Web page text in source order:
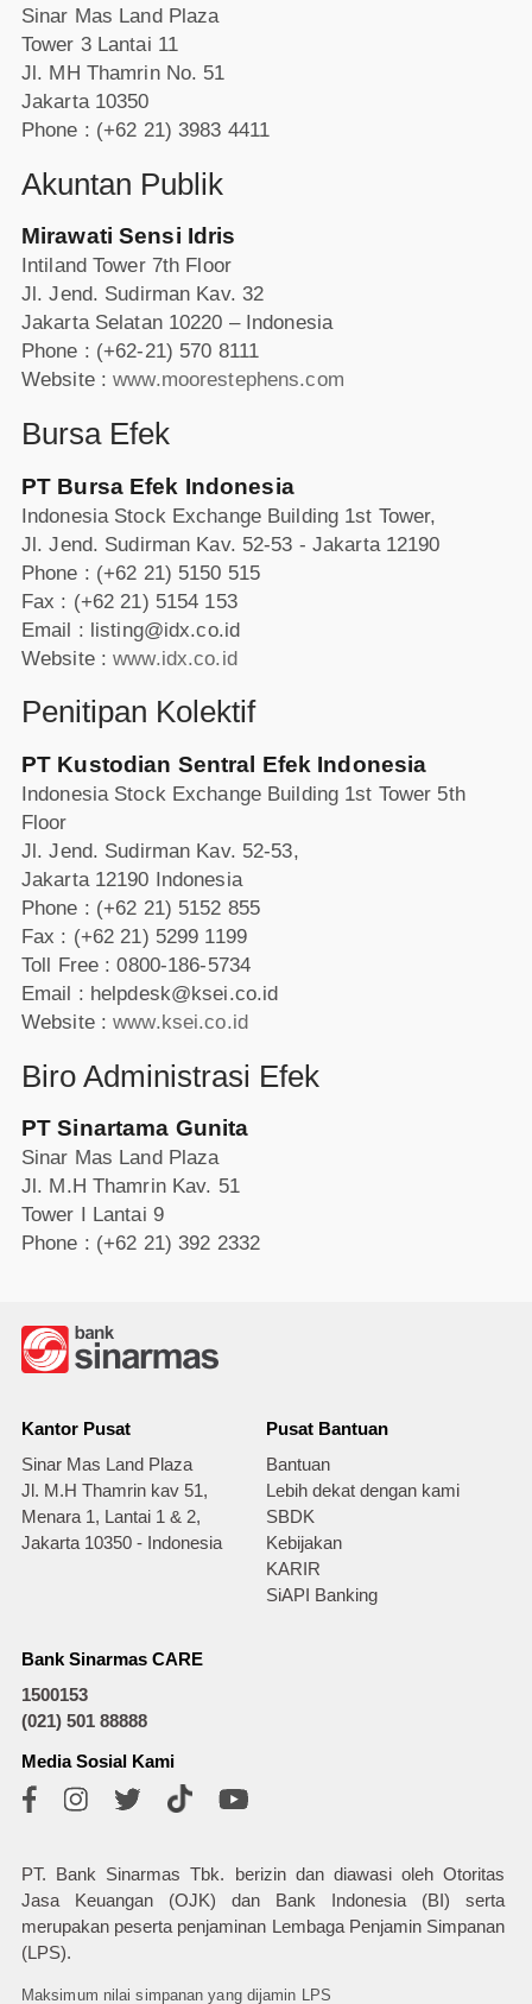
Sinar Mas Land Plaza
Tower 3 Lantai 11
Jl. MH Thamrin No. 51
Jakarta 10350
Phone : (+62 21) 3983 4411
Akuntan Publik
Mirawati Sensi Idris
Intiland Tower 7th Floor
Jl. Jend. Sudirman Kav. 32
Jakarta Selatan 10220 – Indonesia
Phone : (+62-21) 570 8111
Website :www.moorestephens.com
Bursa Efek
PT Bursa Efek Indonesia
Indonesia Stock Exchange Building 1st Tower,
Jl. Jend. Sudirman Kav. 52-53 - Jakarta 12190
Phone : (+62 21) 5150 515
Fax : (+62 21) 5154 153
Email : listing@idx.co.id
Website :www.idx.co.id
Penitipan Kolektif
PT Kustodian Sentral Efek Indonesia
Indonesia Stock Exchange Building 1st Tower 5th
Floor
Jl. Jend. Sudirman Kav. 52-53,
Jakarta 12190 Indonesia
Phone : (+62 21) 5152 855
Fax : (+62 21) 5299 1199
Toll Free : 0800-186-5734
Email : helpdesk@ksei.co.id
Website :www.ksei.co.id
Biro Administrasi Efek
PT Sinartama Gunita
Sinar Mas Land Plaza
Jl. M.H Thamrin Kav. 51
Tower I Lantai 9
Phone : (+62 21) 392 2332
Kantor Pusat
Sinar Mas Land Plaza
Jl. M.H Thamrin kav 51,
Menara 1, Lantai 1 & 2,
Jakarta 10350 - Indonesia
Pusat Bantuan
Bantuan
Lebih dekat dengan kami
SBDK
Kebijakan
KARIR
SiAPI Banking
Bank Sinarmas CARE
1500153
(021) 501 88888
Media Sosial Kami
PT. Bank Sinarmas Tbk. berizin dan diawasi oleh Otoritas
Jasa Keuangan (OJK) dan Bank Indonesia (BI) serta
merupakan peserta penjaminan Lembaga Penjamin Simpanan
(LPS).
Maksimum nilai simpanan yang dijamin LPS